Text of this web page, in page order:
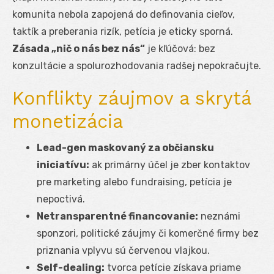
komunita nebola zapojená do definovania cieľov,
taktík a preberania rizík, petícia je eticky sporná.
Zásada „nič o nás bez nás“ je kľúčová: bez
konzultácie a spolurozhodovania radšej nepokračujte.
Konflikty záujmov a skrytá
monetizácia
Lead-gen maskovaný za občiansku
iniciatívu: ak primárny účel je zber kontaktov
pre marketing alebo fundraising, petícia je
nepoctivá.
Netransparentné financovanie: neznámi
sponzori, politické záujmy či komerčné firmy bez
priznania vplyvu sú červenou vlajkou.
Self-dealing: tvorca petície získava priame